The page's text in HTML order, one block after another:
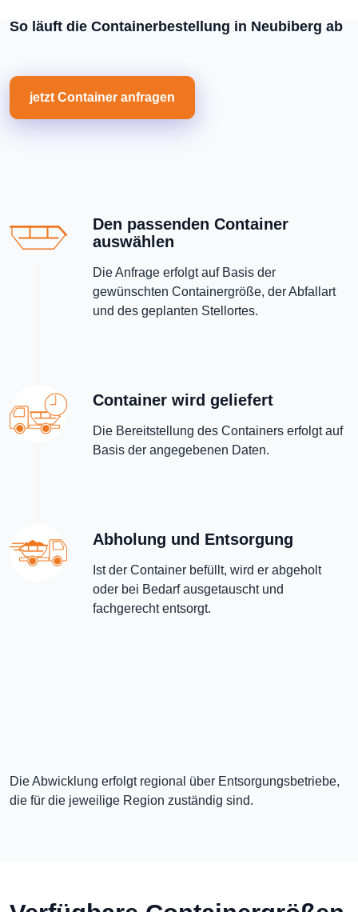
So läuft die Containerbestellung in Neubiberg ab
jetzt Container anfragen
Den passenden Container
auswählen
Die Anfrage erfolgt auf Basis der
gewünschten Containergröße, der Abfallart
und des geplanten Stellortes.
Container wird geliefert
Die Bereitstellung des Containers erfolgt auf
Basis der angegebenen Daten.
Abholung und Entsorgung
Ist der Container befüllt, wird er abgeholt
oder bei Bedarf ausgetauscht und
fachgerecht entsorgt.
Die Abwicklung erfolgt regional über Entsorgungsbetriebe,
die für die jeweilige Region zuständig sind.